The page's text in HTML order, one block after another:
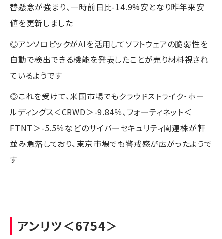
替懸念が強まり、一時前日比-14.9%安となり昨年来安
値を更新しました
◎アンソロピックがAIを活用してソフトウェアの脆弱性を
自動で検出できる機能を発表したことが売り材料視され
ているようです
◎これを受けて、米国市場でもクラウドストライク・ホー
ルディングス＜CRWD＞-9.84％、フォーティネット＜
FTNT＞-5.5％などのサイバーセキュリティ関連株が軒
並み急落しており、東京市場でも警戒感が広がったようで
す
アンリツ＜6754＞